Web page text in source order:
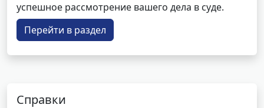
успешное рассмотрение вашего дела в суде.
Перейти в раздел
Справки